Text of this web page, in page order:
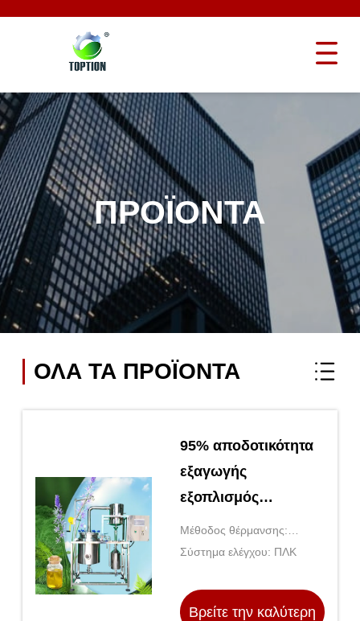
ΠΡΟΪΌΝΤΑ
ΟΛΑ ΤΑ ΠΡΟΪΌΝΤΑ
95% αποδοτικότητα
εξαγωγής
εξοπλισμός
εξαγωγής βασικών
ελαίων με έλεγχο
Μέθοδος θέρμανσης:
Μαγνητικό ανακάτωμα
Σύστημα ελέγχου: ΠΛΚ
Βρείτε την καλύτερη